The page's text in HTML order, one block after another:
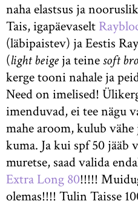
naha elastsus ja
Tais, igapäevaselt
(läbipaistev) ja Eestis
(light beige ja teinesoft
kerge tooni nahale ja
Need on imelised!
imenduvad, ei tee nägu
mahe aroom, kulub
kuma. Ja kui spf 50 jääb
muretse, saad valida
Extra Long 80!!!!!
olemas!!!! Tulin Taisse